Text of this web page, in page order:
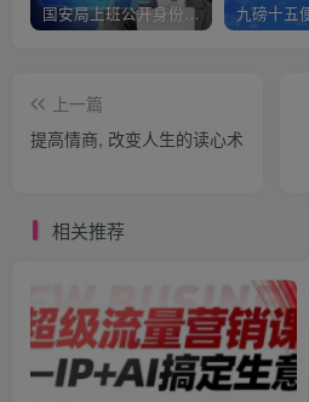
国安局上班公开身份是什么（国安身份对家人保密吗）
上一篇
提高情商, 改变人生的读心术
相关推荐